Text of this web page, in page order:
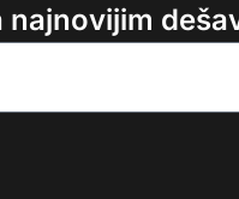
najnovijim